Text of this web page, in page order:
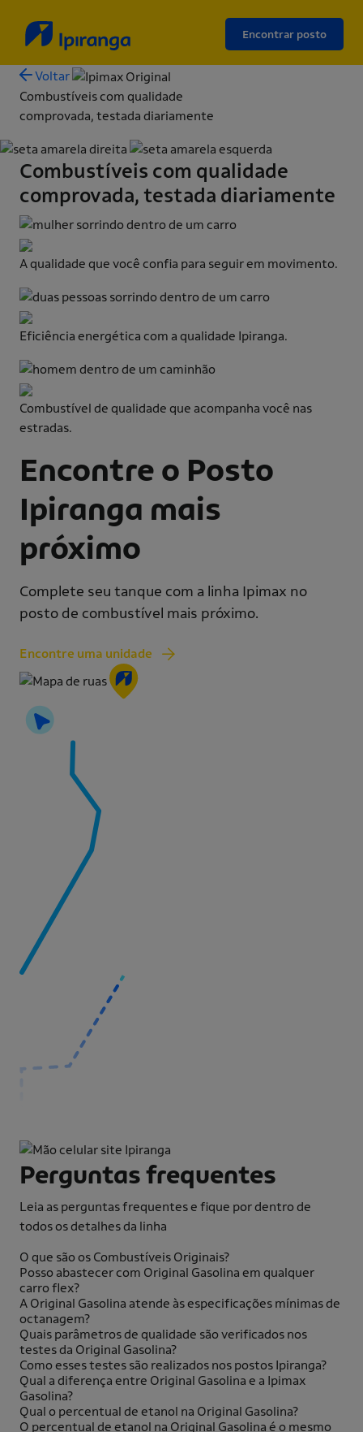
Encontrar posto
Voltar
Combustíveis com qualidade
comprovada, testada diariamente
Combustíveis com qualidade
comprovada, testada diariamente
A qualidade que você confia para seguir em movimento.
Eficiência energética com a qualidade Ipiranga.
Combustível de qualidade que acompanha você nas
estradas.
Encontre o Posto
Ipiranga mais
próximo
Complete seu tanque com a linha Ipimax no
posto de combustível mais próximo.
Encontre uma unidade
Perguntas frequentes
Leia as perguntas frequentes e fique por dentro de
todos os detalhes da linha
O que são os Combustíveis Originais?
Posso abastecer com Original Gasolina em qualquer
carro flex?
A Original Gasolina atende às especificações mínimas de
octanagem?
Quais parâmetros de qualidade são verificados nos
testes da Original Gasolina?
Como esses testes são realizados nos postos Ipiranga?
Qual a diferença entre Original Gasolina e a Ipimax
Gasolina?
Qual o percentual de etanol na Original Gasolina?
O percentual de etanol na Original Gasolina é o mesmo